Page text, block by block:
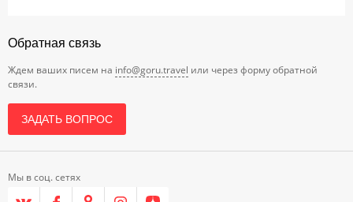
Обратная связь
Ждем ваших писем на info@goru.travel или через форму обратной
связи.
ЗАДАТЬ ВОПРОС
Мы в соц. сетях